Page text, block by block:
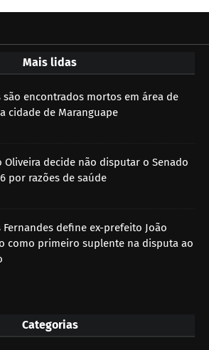
Mais lidas
são encontrados mortos em área de
cidade de Maranguape
Oliveira decide não disputar o Senado
por razões de saúde
Fernandes define ex-prefeito João
como primeiro suplente na disputa ao
Categorias